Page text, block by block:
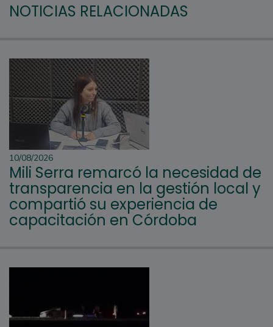
NOTICIAS RELACIONADAS
10/08/2026
Mili Serra remarcó la necesidad de
transparencia en la gestión local y
compartió su experiencia de
capacitación en Córdoba